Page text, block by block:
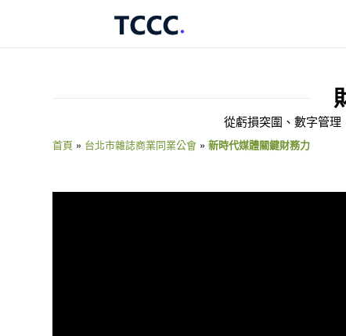
從虧損突圍、數字管
首頁 » 台北市雜誌商業同業公會 » 新時代媒體關鍵財務力